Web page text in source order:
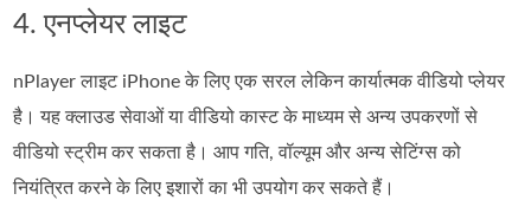
4. एनप्लेयर लाइट
nPlayer लाइट iPhone के लिए एक सरल लेकिन कार्यात्मक वीडियो प्लेयर
है। यह क्लाउड सेवाओं या वीडियो कास्ट के माध्यम से अन्य उपकरणों से
वीडियो स्ट्रीम कर सकता है। आप गति, वॉल्यूम और अन्य सेटिंग्स को
नियंत्रित करने के लिए इशारों का भी उपयोग कर सकते हैं।